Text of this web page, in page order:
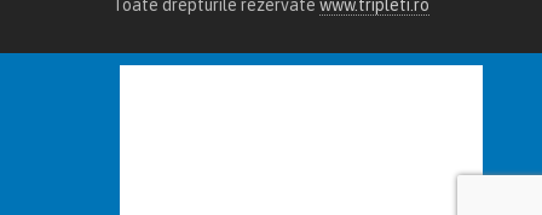
Toate drepturile rezervate www.tripleti.ro